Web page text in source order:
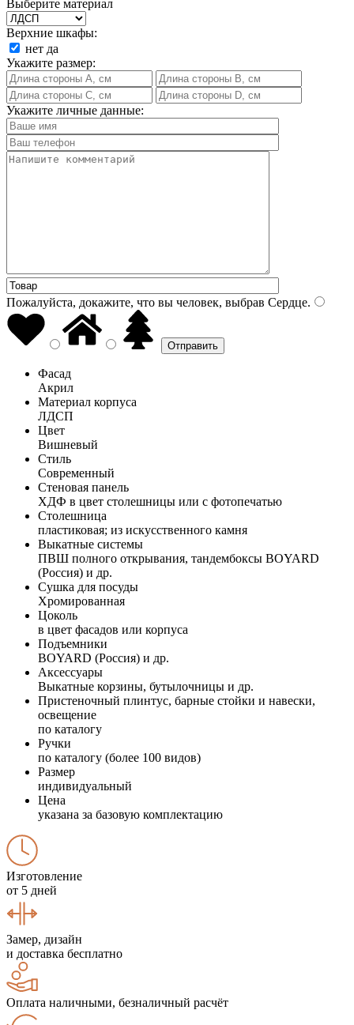
Выберите материал
Верхние шкафы:
нет да
Укажите размер:
Укажите личные данные:
Пожалуйста, докажите, что вы человек, выбрав Сердце.
Фасад
Акрил
Материал корпуса
ЛДСП
Цвет
Вишневый
Стиль
Современный
Стеновая панель
ХДФ в цвет столешницы или с фотопечатью
Столешница
пластиковая; из искусственного камня
Выкатные системы
ПВШ полного открывания, тандембоксы BOYARD
(Россия) и др.
Сушка для посуды
Хромированная
Цоколь
в цвет фасадов или корпуса
Подъемники
BOYARD (Россия) и др.
Аксессуары
Выкатные корзины, бутылочницы и др.
Пристеночный плинтус, барные стойки и навески,
освещение
по каталогу
Ручки
по каталогу (более 100 видов)
Размер
индивидуальный
Цена
указана за базовую комплектацию
Изготовление
от 5 дней
Замер, дизайн
и доставка бесплатно
Оплата наличными, безналичный расчёт